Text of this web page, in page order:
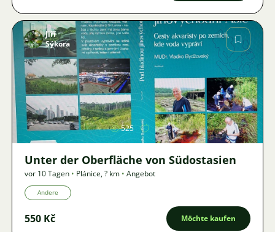
Bild
Jiří
Sýkora
525
Unter der Oberfläche von Südostasien
vor 10 Tagen • Plánice,? km • Angebot
Andere
550 Kč Möchte kaufen